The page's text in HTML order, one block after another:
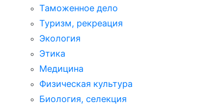
Таможенное дело
Туризм, рекреация
Экология
Этика
Медицина
Физическая культура
Биология, селекция